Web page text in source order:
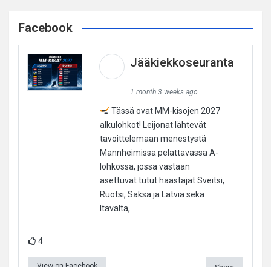
Facebook
Jääkiekkoseuranta
1 month 3 weeks ago
Tässä ovat MM-kisojen 2027
alkulohkot! Leijonat lähtevät
tavoittelemaan menestystä
Mannheimissa pelattavassa A-
lohkossa, jossa vastaan
asettuvat tutut haastajat Sveitsi,
Ruotsi, Saksa ja Latvia sekä
Itävalta,
4